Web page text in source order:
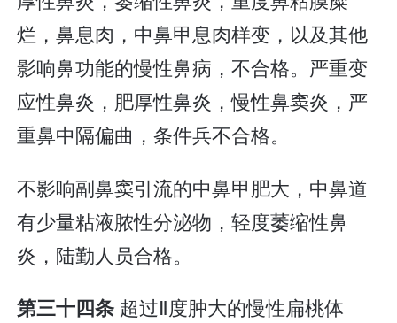
烂，鼻息肉，中鼻甲息肉样变，以及其他
影响鼻功能的慢性鼻病，不合格。严重变
应性鼻炎，肥厚性鼻炎，慢性鼻窦炎，严
重鼻中隔偏曲，条件兵不合格。
不影响副鼻窦引流的中鼻甲肥大，中鼻道
有少量粘液脓性分泌物，轻度萎缩性鼻
炎，陆勤人员合格。
第三十四条 超过Ⅱ度肿大的慢性扁桃体